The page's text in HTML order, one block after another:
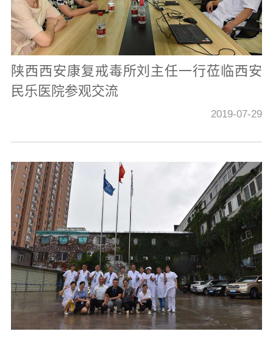
陕西西安康复戒毒所刘主任一行莅临西安
民乐医院参观交流
2019-07-29